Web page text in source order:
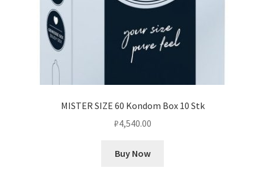
MISTER SIZE 60 Kondom Box 10 Stk
₽4,540.00
Buy Now